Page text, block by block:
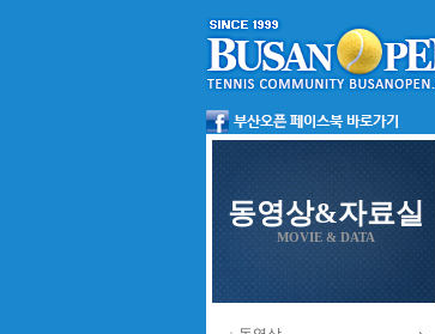
동영상&자료실
MOVIE & DATA